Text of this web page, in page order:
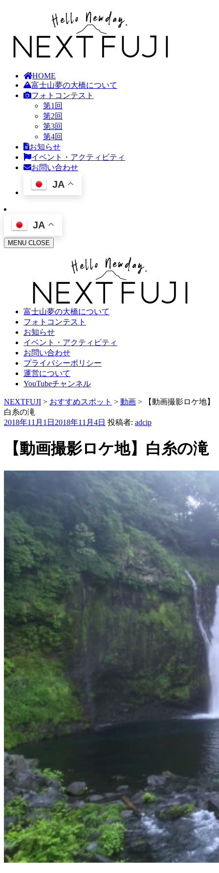
HOME
富士山夢の大橋について
フォトコンテスト
第1回
第2回
第3回
第4回
お知らせ
イベント・アクティビティ
お問い合わせ
JA
JA
MENU CLOSE
富士山夢の大橋について
フォトコンテスト
お知らせ
イベント・アクティビティ
お問い合わせ
プライバシーポリシー
運営について
YouTubeチャンネル
NEXTFUJI > おすすめスポット > 動画 >
【動画撮影ロケ地】
白糸の滝
投
2018年11月1日 2018年11月4日 投稿者: adcip
【動画撮影ロケ地】白糸の滝